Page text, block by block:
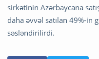
sirkətinin Azərbaycana
daha əvvəl satılan 49%-in
səsləndirilirdi.